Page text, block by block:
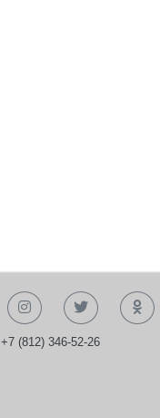
+7 (812) 346-52-26